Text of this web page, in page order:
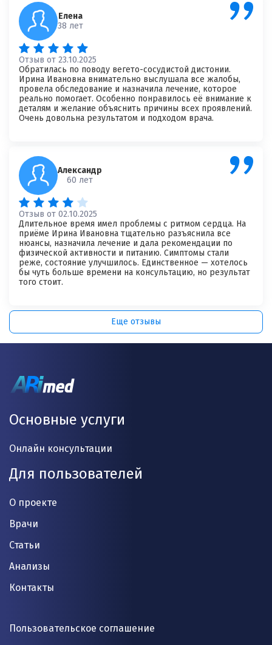
Елена
38 лет
Отзыв от 23.10.2025
Обратилась по поводу вегето-сосудистой дистонии.
Ирина Ивановна внимательно выслушала все жалобы,
провела обследование и назначила лечение, которое
реально помогает. Особенно понравилось её внимание к
деталям и желание объяснить причины всех проявлений.
Очень довольна результатом и подходом врача.
Александр
60 лет
Отзыв от 02.10.2025
Длительное время имел проблемы с ритмом сердца. На
приёме Ирина Ивановна тщательно разъяснила все
нюансы, назначила лечение и дала рекомендации по
физической активности и питанию. Симптомы стали
реже, состояние улучшилось. Единственное — хотелось
бы чуть больше времени на консультацию, но результат
того стоит.
Еще отзывы
Основные услуги
Онлайн консультации
Для пользователей
О проекте
Врачи
Статьи
Анализы
Контакты
Пользовательское соглашение